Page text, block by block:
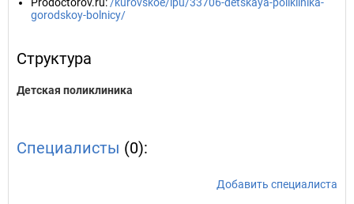
gorodskoy-bolnicy/
Структура
Детская поликлиника
Специалисты (0):
Добавить специалиста